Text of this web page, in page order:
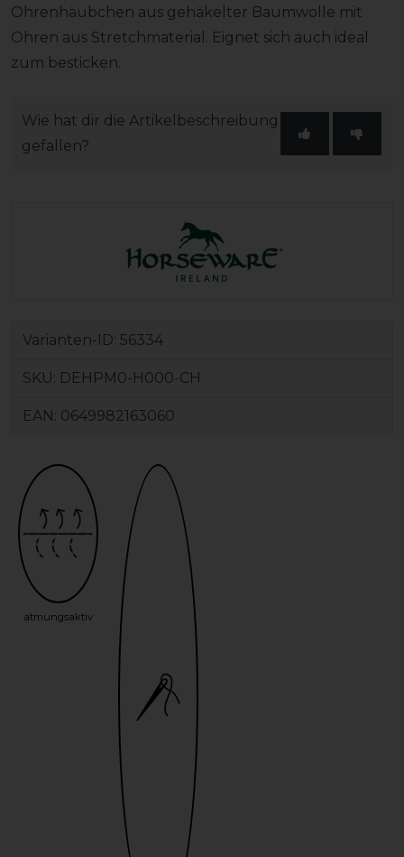
Ohrenhäubchen aus gehäkelter Baumwolle mit
Ohren aus Stretchmaterial. Eignet sich auch ideal
zum besticken.
Wie hat dir die Artikelbeschreibung
gefallen?
Varianten-ID: 56334
SKU: DEHPM0-H000-CH
EAN: 0649982163060
atmungsaktiv